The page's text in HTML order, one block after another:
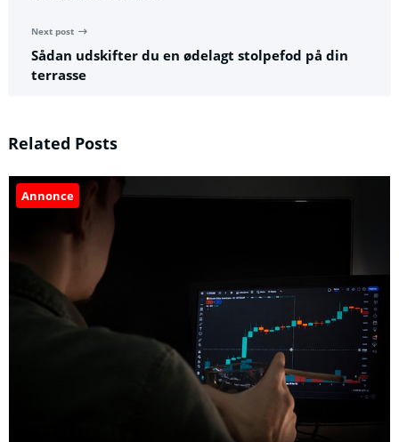
Next post
Sådan udskifter du en ødelagt stolpefod på din
terrasse
Related Posts
Annonce